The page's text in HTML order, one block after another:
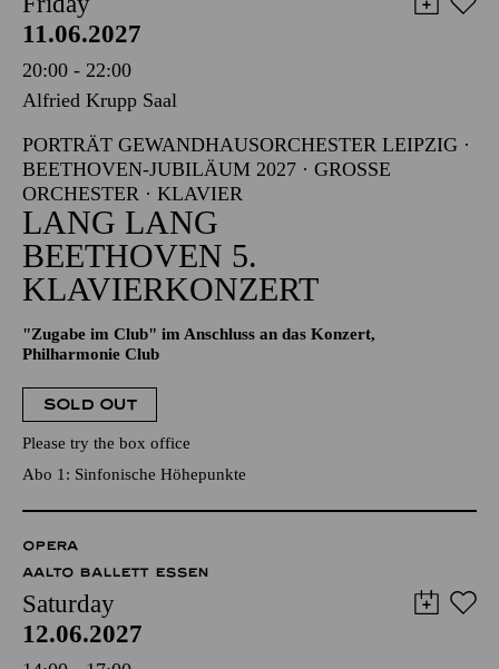
11.06.2027
20:00 - 22:00
Alfried Krupp Saal
PORTRÄT GEWANDHAUSORCHESTER LEIPZIG ·
BEETHOVEN-JUBILÄUM 2027 · GROSSE O
RCHESTER · KLAVIER
LANG LANG
BEETHOVEN 5.
KLAVIERKONZERT
"Zugabe im Club" im Anschluss an das Konzert,
Philharmonie Club
SOLD OUT
Please try the box office
Abo 1: Sinfonische Höhepunkte
OPERA
AALTO BALLETT ESSEN
Saturday
12.06.2027